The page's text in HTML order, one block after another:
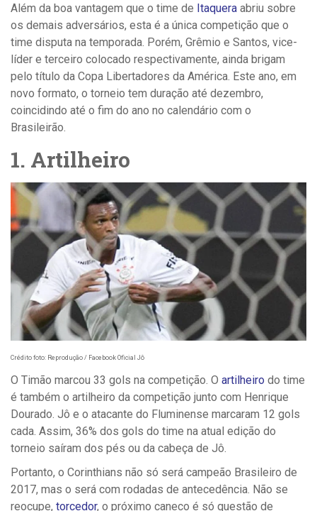
Além da boa vantagem que o time de Itaquera abriu sobre
os demais adversários, esta é a única competição que o
time disputa na temporada. Porém, Grêmio e Santos, vice-
líder e terceiro colocado respectivamente, ainda brigam
pelo título da Copa Libertadores da América. Este ano, em
novo formato, o torneio tem duração até dezembro,
coincidindo até o fim do ano no calendário com o
Brasileirão.
1. Artilheiro
Crédito foto: Reprodução / Facebook Oficial Jô
O Timão marcou 33 gols na competição. O artilheiro do time
é também o artilheiro da competição junto com Henrique
Dourado. Jô e o atacante do Fluminense marcaram 12 gols
cada. Assim, 36% dos gols do time na atual edição do
torneio saíram dos pés ou da cabeça de Jô.
Portanto, o Corinthians não só será campeão Brasileiro de
2017, mas o será com rodadas de antecedência. Não se
reocupe, torcedor, o próximo caneco é só questão de